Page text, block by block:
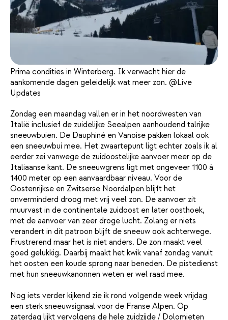
Prima condities in Winterberg. Ik verwacht hier de
aankomende dagen geleidelijk wat meer zon. @Live
Updates
Zondag een maandag vallen er in het noordwesten van
Italië inclusief de zuidelijke Seealpen aanhoudend talrijke
sneeuwbuien. De Dauphiné en Vanoise pakken lokaal ook
een sneeuwbui mee. Het zwaartepunt ligt echter zoals ik al
eerder zei vanwege de zuidoostelijke aanvoer meer op de
Italiaanse kant. De sneeuwgrens ligt met ongeveer 1100 à
1400 meter op een aanvaardbaar niveau. Voor de
Oostenrijkse en Zwitserse Noordalpen blijft het
onverminderd droog met vrij veel zon. De aanvoer zit
muurvast in de continentale zuidoost en later oosthoek,
met de aanvoer van zeer droge lucht. Zolang er niets
verandert in dit patroon blijft de sneeuw ook achterwege.
Frustrerend maar het is niet anders. De zon maakt veel
goed gelukkig. Daarbij maakt het kwik vanaf zondag vanuit
het oosten een koude sprong naar beneden. De pistedienst
met hun sneeuwkanonnen weten er wel raad mee.
Nog iets verder kijkend zie ik rond volgende week vrijdag
een sterk sneeuwsignaal voor de Franse Alpen. Op
zaterdag lijkt vervolgens de hele zuidzijde / Dolomieten